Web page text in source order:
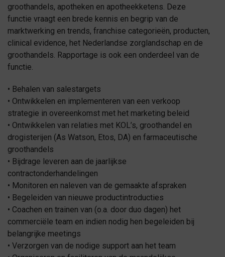
groothandels, apotheken en apotheekketens. Deze
functie vraagt een brede kennis en begrip van de
marktwerking en trends, franchise categorieën, producten,
clinical evidence, het Nederlandse zorglandschap en de
groothandels. Rapportage is ook een onderdeel van de
functie.
• Behalen van salestargets
• Ontwikkelen en implementeren van een verkoop
strategie in overeenkomst met het marketing beleid
• Ontwikkelen van relaties met KOL’s, groothandel en
drogisterijen (As Watson, Etos, DA) en farmaceutische
groothandels
• Bijdrage leveren aan de jaarlijkse
contractonderhandelingen
• Monitoren en naleven van de gemaakte afspraken
• Begeleiden van nieuwe productintroducties
• Coachen en trainen van (o.a. door duo dagen) het
commerciële team en indien nodig hen begeleiden bij
belangrijke meetings
• Verzorgen van de nodige support aan het team